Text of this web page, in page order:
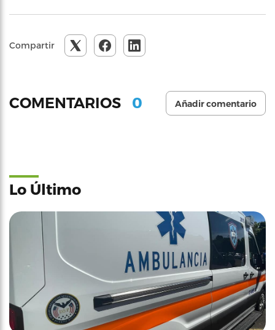
Compartir
COMENTARIOS 0 Añadir comentario
Lo Último